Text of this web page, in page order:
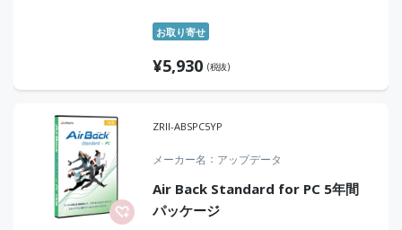
お取り寄せ
¥5,930 (税抜)
ZRII-ABSPC5YP
メーカー名 アップデータ
Air Back Standard for PC 5年間
パッケージ